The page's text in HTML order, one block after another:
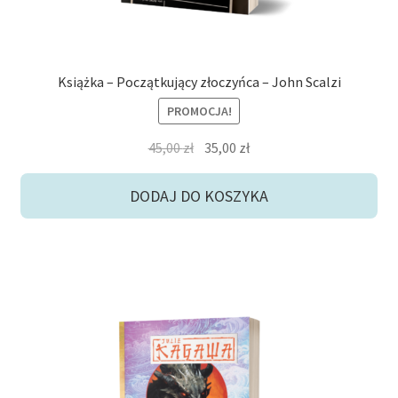
Książka – Początkujący złoczyńca – John Scalzi
PROMOCJA!
45,00zł Pierwotna
wynosiła:
35,00 złAktualna
wynosi:
DODAJ DO KOSZYKA